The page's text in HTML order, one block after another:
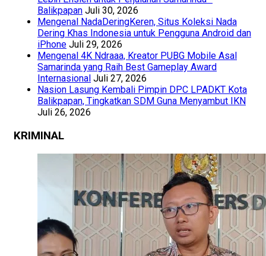
Balikpapan Juli 30, 2026
Mengenal NadaDeringKeren, Situs Koleksi Nada
Dering Khas Indonesia untuk Pengguna Android dan
iPhone Juli 29, 2026
Mengenal 4K Ndraaa, Kreator PUBG Mobile Asal
Samarinda yang Raih Best Gameplay Award
Internasional Juli 27, 2026
Nasion Lasung Kembali Pimpin DPC LPADKT Kota
Balikpapan, Tingkatkan SDM Guna Menyambut IKN
Juli 26, 2026
KRIMINAL